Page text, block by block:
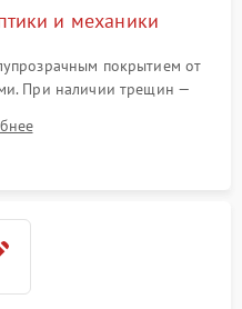
и механики
покрытием от
При наличии трещин —
или замена пружин и
ввода поправок для